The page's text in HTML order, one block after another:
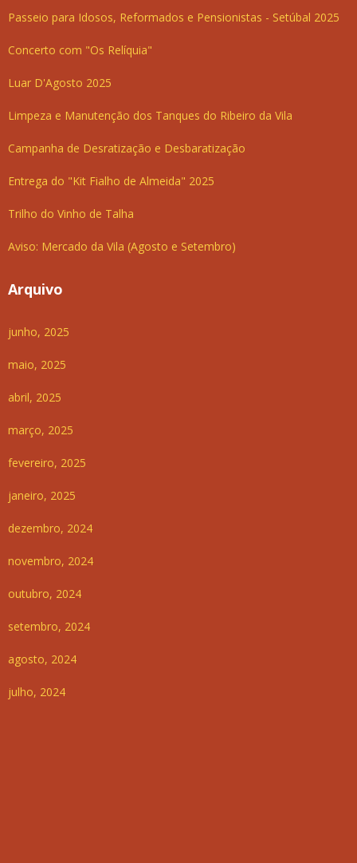
Passeio para Idosos, Reformados e Pensionistas - Setúbal 2025
Concerto com "Os Relíquia"
Luar D'Agosto 2025
Limpeza e Manutenção dos Tanques do Ribeiro da Vila
Campanha de Desratização e Desbaratização
Entrega do "Kit Fialho de Almeida" 2025
Trilho do Vinho de Talha
Aviso: Mercado da Vila (Agosto e Setembro)
Arquivo
junho, 2025
maio, 2025
abril, 2025
março, 2025
fevereiro, 2025
janeiro, 2025
dezembro, 2024
novembro, 2024
outubro, 2024
setembro, 2024
agosto, 2024
julho, 2024